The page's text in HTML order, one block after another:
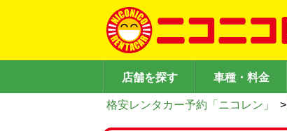
店舗を探す 車種・料金
格安レンタカー予約「ニコレン」 >